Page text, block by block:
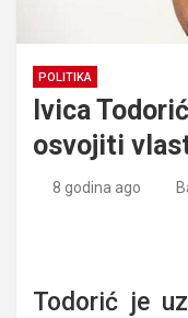
POLITIKA
Ivica
osvojiti
8 godina ago
Todorić je